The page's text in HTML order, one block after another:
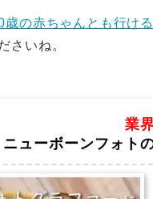
歳の赤ちゃんとも行け
さいね。
業
ニューボーンフォト